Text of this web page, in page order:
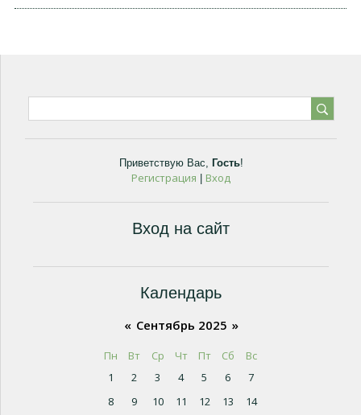
Приветствую Вас, Гость!
Регистрация Вход
Вход на сайт
Календарь
« Сентябрь 2025 »
Пн Вт Ср Чт Пт Сб
Вс
1
2 3 4 5 6
7
8
9 10 11 12 13
14